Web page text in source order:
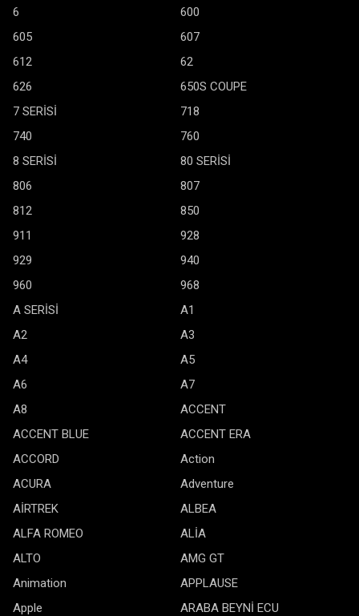
6
600
605
607
612
62
626
650S COUPE
7 SERİSİ
718
740
760
8 SERİSİ
80 SERİSİ
806
807
812
850
911
928
929
940
960
968
A SERİSİ
A1
A2
A3
A4
A5
A6
A7
A8
ACCENT
ACCENT BLUE
ACCENT ERA
ACCORD
Action
ACURA
Adventure
AİRTREK
ALBEA
ALFA ROMEO
ALİA
ALTO
AMG GT
Animation
APPLAUSE
Apple
ARABA BEYNİ ECU